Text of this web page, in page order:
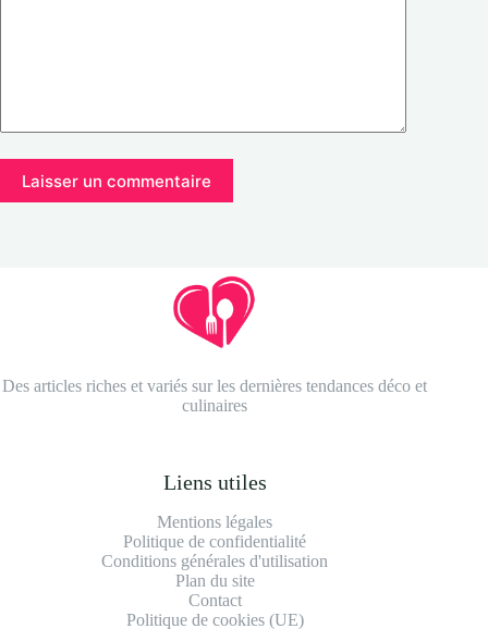
Laisser un commentaire
Des articles riches et variés sur les dernières tendances déco et
culinaires
Liens utiles
Mentions légales
Politique de confidentialité
Conditions générales d'utilisation
Plan du site
Contact
Politique de cookies (UE)